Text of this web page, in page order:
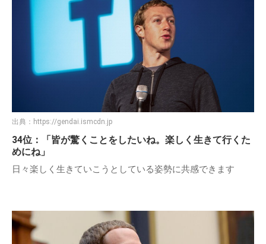
出典： https://gendai.ismcdn.jp
34位：「皆が驚くことをしたいね。楽しく生きて行くた
めにね」
日々楽しく生きていこうとしている姿勢に共感できます